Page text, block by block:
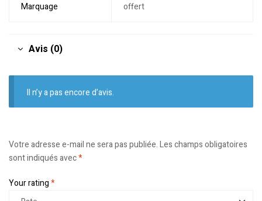
Marquage offert
Avis (0)
Il n’y a pas encore d’avis.
Votre adresse e-mail ne sera pas publiée.Les champs obligatoires
sont indiqués avec*
Your rating*